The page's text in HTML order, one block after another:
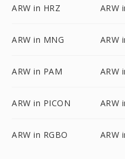
ARW in HRZ ARW
ARW in MNG ARW
ARW in PAM ARW
ARW in PICON ARW
ARW in RGBO ARW